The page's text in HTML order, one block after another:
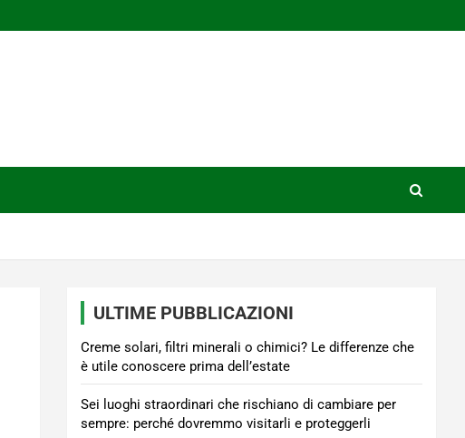
ULTIME PUBBLICAZIONI
Creme solari, filtri minerali o chimici? Le differenze che
è utile conoscere prima dell’estate
Sei luoghi straordinari che rischiano di cambiare per
sempre: perché dovremmo visitarli e proteggerli